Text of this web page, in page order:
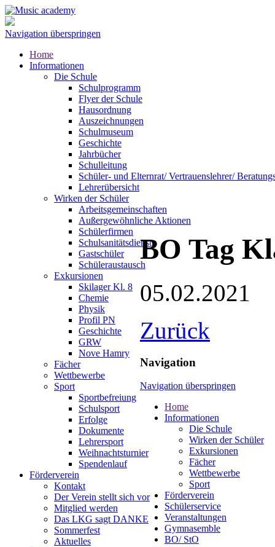
Navigation überspringen
Home
Informationen
Die Schule
Schulprogramm
Flyer der Schule
Hausordnung
Auszeichnungen
Schulmuseum
Geschichte
Jahrbücher
Schulleitung
Schüler- und Elternrat/ Vertrauenslehrer/
Lehrerübersicht
Wirken der Schüler
Arbeitsgemeinschaften
Außergewöhnliche Aktionen
Schülerfirmen
Schulsanitätsdienst
Gastschüler
Schüleraustausch
Exkursionen
Skilager Kl. 8
Chemie
Physik
Profil PN
Geschichte
GRW
Nove Hamry
Fächer
Wettbewerbe
Sport
Sportbefreiung
Schulsport
Erfolge
Dokumente
Lehrersport
Weihnachtsturnier
Spendenlauf
Förderverein
Kontakt
Der Verein stellt sich vor
Mitglied werden
Das LKG sagt DANKE
Sommerfest
Aktuelles
BO Tag
05.02.2021
Zurück
Navigation
Navigation überspringen
Home
Informationen
Die Schule
Wirken der Schüler
Exkursionen
Fächer
Wettbewerbe
Sport
Förderverein
Schülerservice
Veranstaltungen
Gymnasemble
BO/ StO